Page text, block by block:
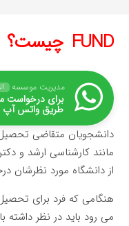
FUND چیست؟
مدیریت موسسه
برای درخواست
طریق واتس آپ
دانشجویان متقاضی
مانند کارشناسی ارشد و
از دانشگاه مورد نظرشان
هنگامی که فرد برای تحصیل
می رود باید در نظر